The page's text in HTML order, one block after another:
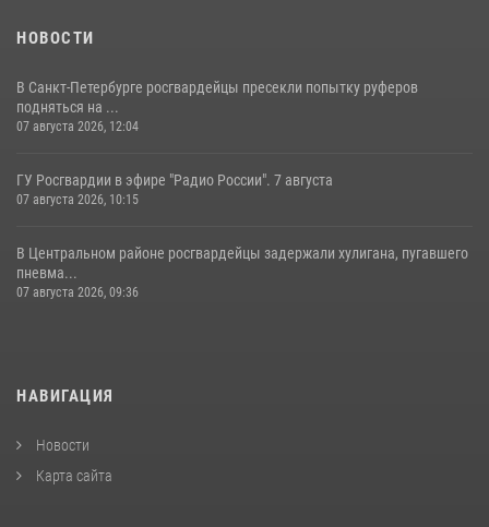
НОВОСТИ
В Санкт-Петербурге росгвардейцы пресекли попытку руферов
подняться на ...
07 августа 2026, 12:04
ГУ Росгвардии в эфире "Радио России". 7 августа
07 августа 2026, 10:15
В Центральном районе росгвардейцы задержали хулигана, пугавшего
пневма...
07 августа 2026, 09:36
НАВИГАЦИЯ
Новости
Карта сайта